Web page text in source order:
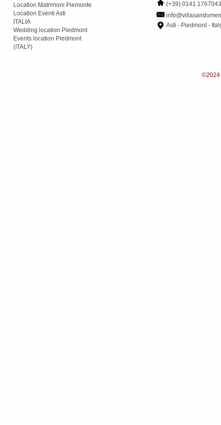
Location Matrimoni Piemonte
Location Eventi Asti
ITALIA
Wedding location Piedmont
Events location Piedmont
(ITALY)
(+39) 0141 1767043
Asti - Piedmont -
©2024